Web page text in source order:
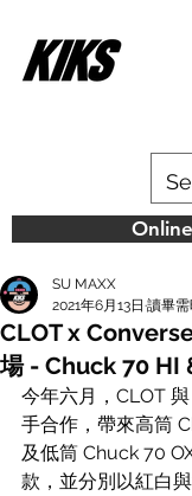
CLOT x
場 - Chuck 70 HI
SU MAXX
2021年6月13日 讀畢
今年六月，CLOT
手合作，帶來高筒
及低筒 Chuck 70
款，並分別以紅白